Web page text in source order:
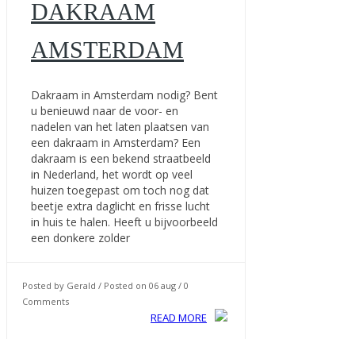
DAKRAAM
AMSTERDAM
Dakraam in Amsterdam nodig? Bent
u benieuwd naar de voor- en
nadelen van het laten plaatsen van
een dakraam in Amsterdam? Een
dakraam is een bekend straatbeeld
in Nederland, het wordt op veel
huizen toegepast om toch nog dat
beetje extra daglicht en frisse lucht
in huis te halen. Heeft u bijvoorbeeld
een donkere zolder
Posted by Gerald / Posted on 06 aug / 0
Comments
READ MORE